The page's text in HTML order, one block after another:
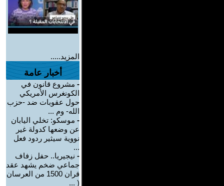
المزيد.....
أخبار عامة
- مشروع قانون في
الكونغرس الأمريكي
حول عقوبات ضد -حزب
الله- وم ...
- موسكو: تخلي اليابان
عن وضعها كدولة غير
نووية سيثير ردود فعل
...
- نيجيريا.. حفل زفاف
جماعي ضخم يشهد عقد
قران 1500 من العرسان
( ...